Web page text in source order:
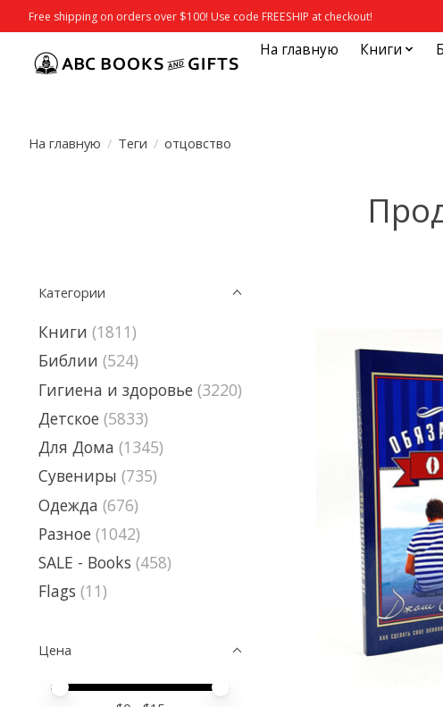
Free shipping on orders over $100! Use code FREESHIP at checkout!
На главную Книги
На главную / Теги / отцовство
Категории
Книги (1811)
Библии (524)
Гигиена и здоровье (3220)
Детское (5833)
Для Дома (1345)
Сувениры (735)
Одежда (676)
Разное (1042)
SALE - Books (458)
Flags (11)
Цена
Price minimum value
Price maximum value